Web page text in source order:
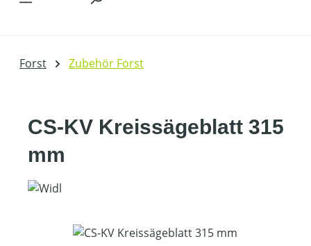
Forst Zubehör Forst
CS-KV Kreissägeblatt 315
mm
Bildergalerie überspringen